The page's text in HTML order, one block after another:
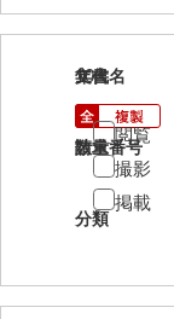
月輪
桂家
桂家
桂家
桂家
桂家
10
文書名
請求番号
分類
年代
数量
閲覧
撮影
掲載